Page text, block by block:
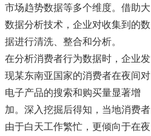
市场趋势数据等多个维度。借助大
数据分析技术，企业对收集到的数
据进行清洗、整合和分析。
在分析消费者行为数据时，企业发
现某东南亚国家的消费者在夜间对
电子产品的搜索和购买量显著增
加。深入挖掘后得知，当地消费者
由于白天工作繁忙，更倾向于在夜